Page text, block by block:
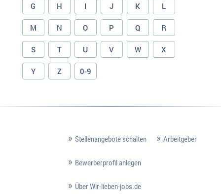
G H I J K L
M N O P Q R
S T U V W X
Y Z 0-9
Stellenangebote schalten Arbeitgeber
Bewerberprofil anlegen
Über Wir-lieben-jobs.de